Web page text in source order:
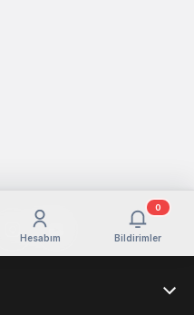
Hesabım Bildirimler
0